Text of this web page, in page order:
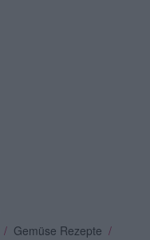
/ Gemüse Rezepte /